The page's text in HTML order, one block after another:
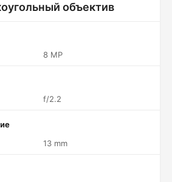
объектив
8 MP
f/2.2
13 mm